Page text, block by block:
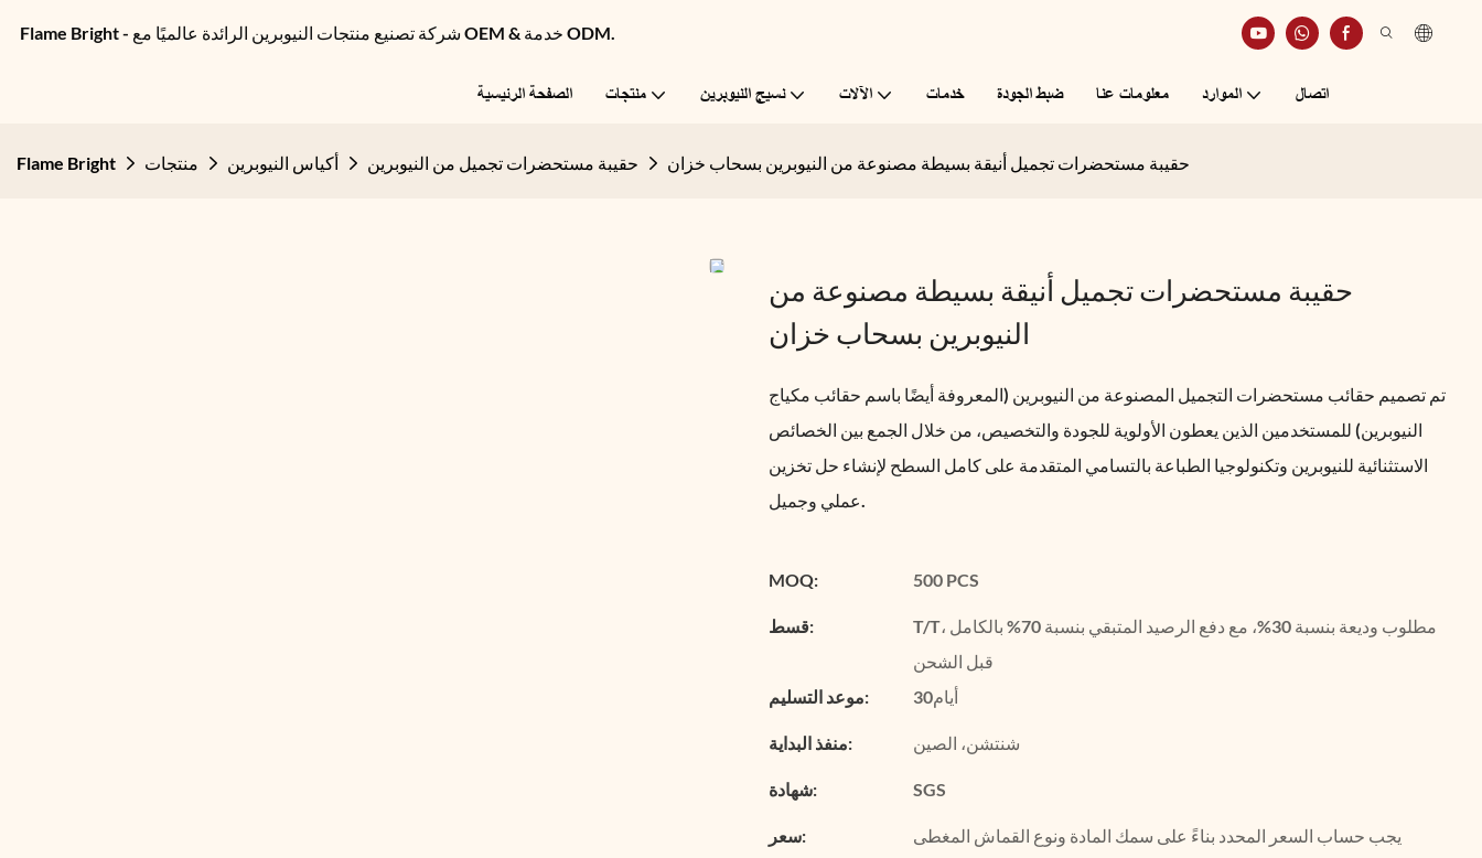
Flame Bright - شركة تصنيع منتجات النيوبرين الرائدة عالميًا مع OEM & خدمة ODM.
الصفحة الرئيسية منتجات نسيج النيوبرين الآلات خدمات ضبط الجودة معلومات عنا الموارد اتصال
Flame Bright منتجات أكياس النيوبرين حقيبة مستحضرات تجميل من النيوبرين حقيبة مستحضرات تجميل أنيقة بسيطة مصنوعة من النيوبرين بسحاب خزان
حقيبة مستحضرات تجميل أنيقة بسيطة مصنوعة من
النيوبرين بسحاب خزان
تم تصميم حقائب مستحضرات التجميل المصنوعة من النيوبرين (المعروفة أيضًا باسم حقائب مكياج
النيوبرين) للمستخدمين الذين يعطون الأولوية للجودة والتخصيص، من خلال الجمع بين الخصائص
الاستثنائية للنيوبرين وتكنولوجيا الطباعة بالتسامي المتقدمة على كامل السطح لإنشاء حل تخزين
MOQ: 500 PCS
قسط:
T/T، مطلوب وديعة بنسبة 30%، مع دفع الرصيد المتبقي بنسبة 70% بالكامل
قبل الشحن
موعد التسليم:
أيام30
منفذ البداية: شنتشن، الصين
شهادة: SGS
سعر:
يجب حساب السعر المحدد بناءً على سمك المادة ونوع القماش المغطى